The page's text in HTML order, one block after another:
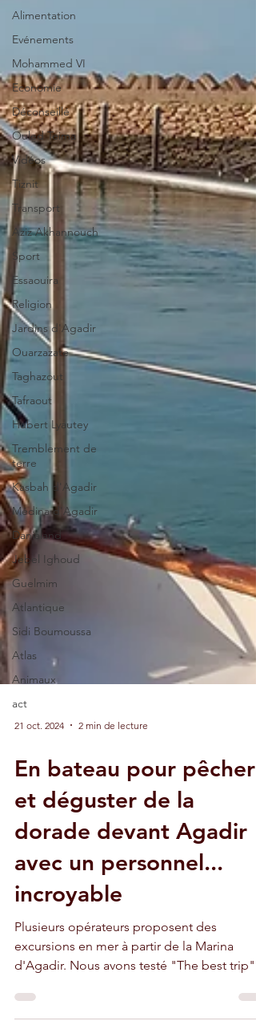
Alimentation
Evénements
Mohammed VI
Economie
Déconseillé
Ouled Teima
Vidéos
Tiznit
Transport
Aziz Akhannouch
Sport
Essaouira
Religion
Jardins d'Agadir
Ouarzazate
Taghazout
Tafraout
Hubert Lyautey
Tremblement de
terre
Kasbah d'Agadir
Médina d'Agadir
Danialand
Jebel Ighoud
Guelmim
Atlantique
Sidi Boumoussa
Atlas
Animaux
act
21 oct. 2024 2 min de lecture
En bateau pour pêcher
et déguster de la
dorade devant Agadir
avec un personnel...
incroyable
Plusieurs opérateurs proposent des
d'Agadir. Nous avons testé "The best trip".